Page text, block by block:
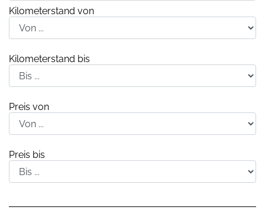
Kilometerstand von
Kilometerstand bis
Preis von
Preis bis